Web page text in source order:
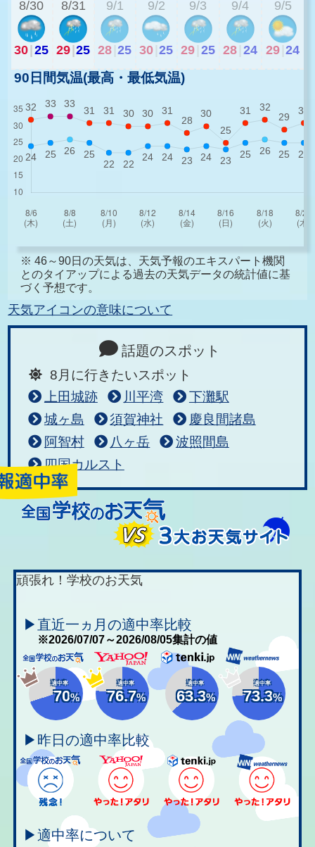
8/30
30|25
8/31
29|25
9/1
28 25
9/2
30 25
9/3
29 25
9/4
28 24
9/5
29 24
90日間気温(最高・最低気温)
※ 46～90日の天気は、天気予報のエキスパート機関
とのタイアップによる過去の天気データの統計値に基
づく予想です。
天気アイコンの意味について
話題のスポット
8月に行きたいスポット
上田城跡
川平湾
下灘駅
城ヶ島
須賀神社
慶良間諸島
阿智村
八ヶ岳
波照間島
四国カルスト
頑張れ！学校のお天気
▶直近一ヵ月の適中率比較
※2026/07/07～2026/08/05集計の値
適中率
70%
適中率
76.7%
適中率
63.3%
適中率
73.3%
▶昨日の適中率比較
▶適中率について